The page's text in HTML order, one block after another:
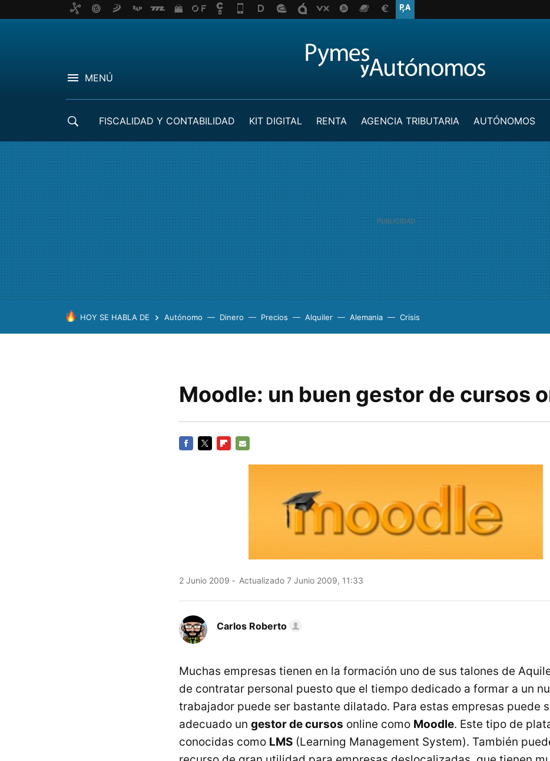
MENÚ
FISCALIDAD Y CONTABILIDAD KIT DIGITAL RENTA AGENCIA TRIBUTARIA AUTÓNOMOS
HOY SE HABLA DE Autónomo Dinero Precios Alquiler Alemania Crisis
Moodle: un buen gestor de cursos
2 Junio 2009 Actualizado 7 Junio 2009, 11:33
Carlos Roberto
Muchas empresas tienen en la formación uno de sus talones de
de contratar personal puesto que el tiempo dedicado a formar a un
trabajador puede ser bastante dilatado. Para estas empresas puede
adecuado un gestor de cursos online como Moodle. Este tipo de
conocidas como LMS (Learning Management System). También